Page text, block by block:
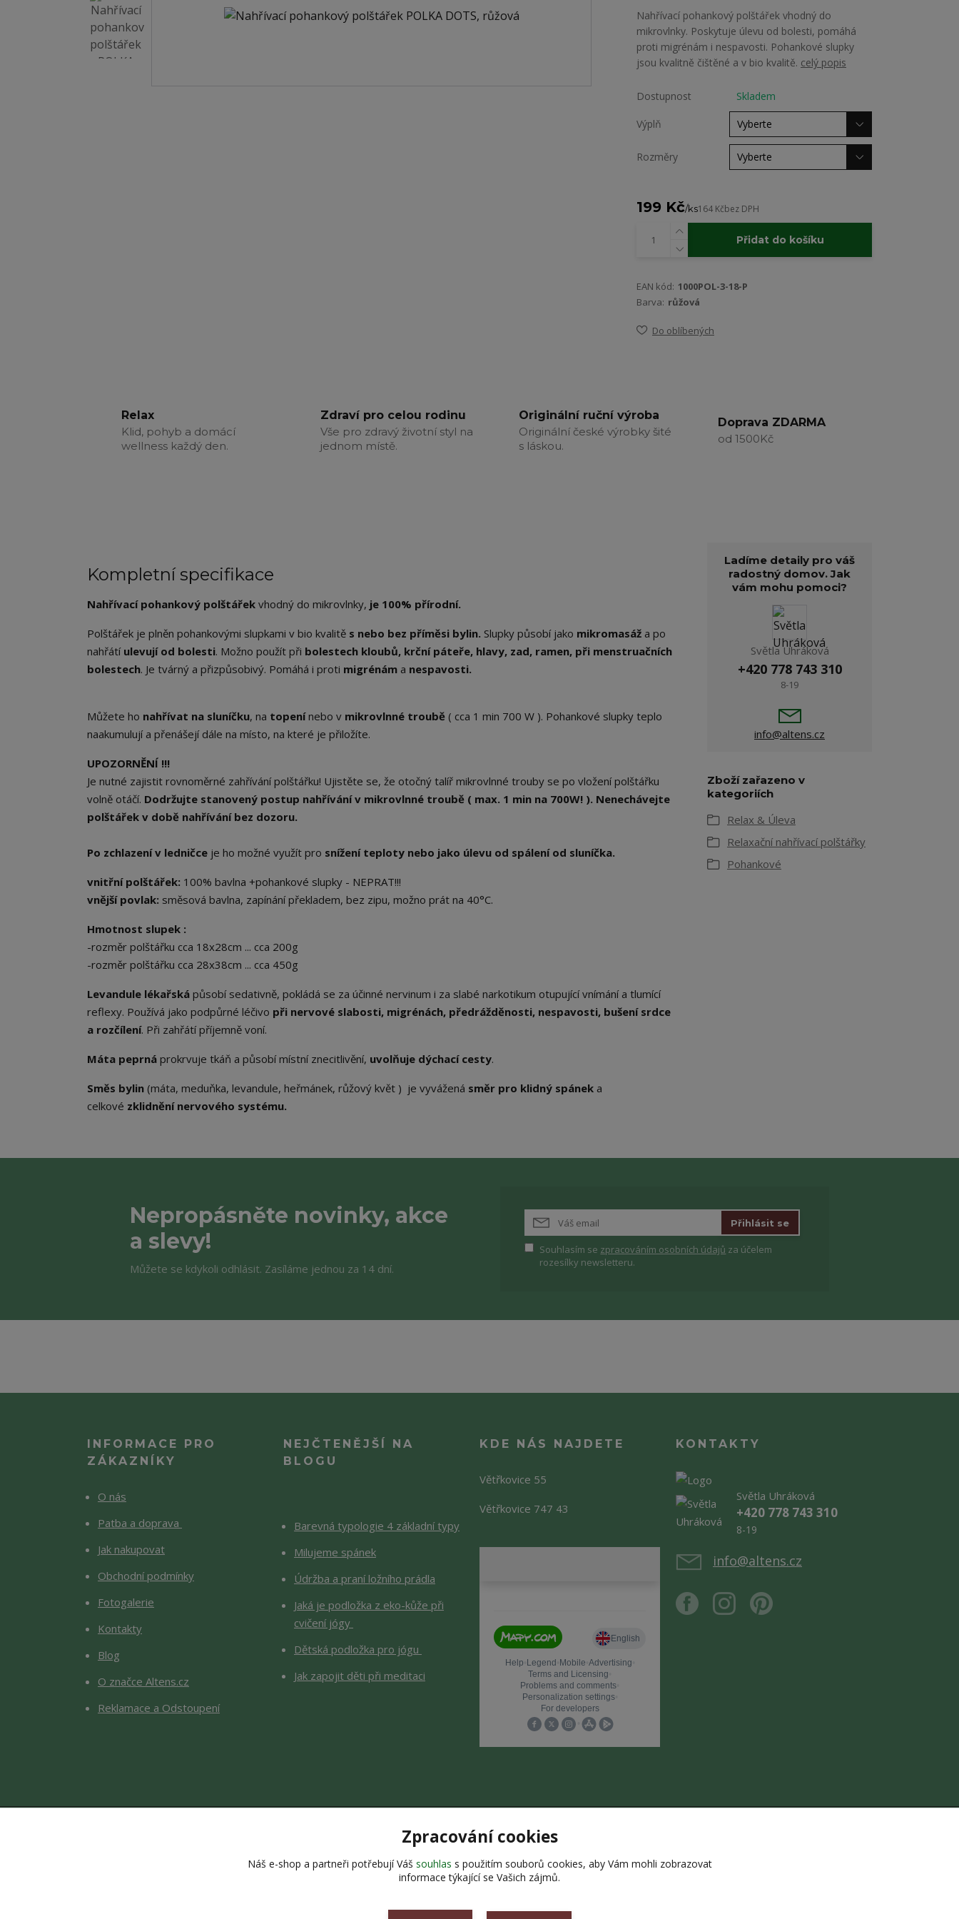
Nahřívací pohankový polštářek vhodný do
mikrovlnky. Poskytuje úlevu od bolesti, pomáhá
proti migrénám i nespavosti. Pohankové slupky
jsou kvalitně čištěné a v bio kvalitě. celý popis
Dostupnost Skladem
Výplň
Rozměry
199 Kč/ks164 Kčbez DPH
Přidat do košíku
EAN kód: 1000POL-3-18-P
Barva: růžová
Do oblíbených
Relax
Klid, pohyb a domácí
wellness každý den.
Zdraví pro celou rodinu
Vše pro zdravý životní styl na
jednom místě.
Originální ruční výroba
Originální české výrobky šité
s láskou.
Doprava ZDARMA
od 1500Kč
Kompletní specifikace
Nahřívací pohankový polštářek vhodný do mikrovlnky, je 100% přírodní.
Polštářek je plněn pohankovými slupkami v bio kvalitě s nebo bez příměsi bylin. Slupky působí jako mikromasáž a po
nahřátí ulevují od bolesti. Možno použít při bolestech kloubů, krční páteře, hlavy, zad, ramen, při menstruačních
bolestech. Je tvárný a přizpůsobivý. Pomáhá i proti migrénám a nespavosti.
Můžete ho nahřívat na sluníčku, na topenínebo v mikrovlnné troubě ( cca 1 min 700 W ). Pohankové slupky teplo
naakumulují a přenášejí dále na místo, na které je přiložíte.
UPOZORNĚNÍ !!!
Je nutné zajistit rovnoměrné zahřívání polštářku! Ujistěte se, že otočný talíř mikrovlnné trouby se po vložení polštářku
volně otáčí. Dodržujte stanovený postup nahřívání v mikrovlnné troubě ( max. 1 min na 700W! ). Nenechávejte
polštářek v době nahřívání bez dozoru.
Po zchlazení v ledničce je ho možné využít pro snížení teploty nebo jako úlevu od spálení od sluníčka.
vnitřní polštářek: 100% bavlna +pohankové slupky - NEPRAT!!!
vnější povlak: směsová bavlna, zapínání překladem, bez zipu, možno prát na 40°C.
Hmotnost slupek :
-rozměr polštářku cca 18x28cm ... cca 200g
-rozměr polštářku cca 28x38cm ... cca 450g
Levandule lékařská působí sedativně, pokládá se za účinné nervinum i za slabé narkotikum otupující vnímání a tlumící
reflexy. Používá jako podpůrné léčivo při nervové slabosti, migrénách, předrážděnosti, nespavosti, bušení srdce
a rozčílení. Při zahřátí příjemně voní.
Máta peprná prokrvuje tkáň a působí místní znecitlivění, uvolňuje dýchací cesty.
Směs bylin (máta, meduňka, levandule, heřmánek, růžový květ ) je vyvážená směr pro klidný spánek a
celkové zklidnění nervového systému.
Ladíme detaily pro váš
radostný domov. Jak
vám mohu pomoci?
Světla Uhráková
+420 778 743 310
8-19
info@altens.cz
Zboží zařazeno v
kategoriích
Relax & Úleva
Relaxační nahřívací polštářky
Pohankové
Nepropásněte novinky, akce
a slevy!
Můžete se kdykoli odhlásit. Zasíláme jednou za 14 dní.
Přihlásit se
Souhlasím se zpracováním osobních údajů za účelem
rozesílky newsletteru.
INFORMACE PRO
ZÁKAZNÍKY
O nás
Patba a doprava
Jak nakupovat
Obchodní podmínky
Fotogalerie
Kontakty
Blog
O značce Altens.cz
Reklamace a Odstoupení
NEJČTENĚJŠÍ NA
BLOGU
Barevná typologie 4 základní typy
Milujeme spánek
Údržba a praní ložního prádla
Jaká je podložka z eko-kůže při
cvičení jógy
Dětská podložka pro jógu
Jak zapojit děti při meditaci
KDE NÁS NAJDETE
Větřkovice 55
Větřkovice 747 43
KONTAKTY
Světla Uhráková
+420 778 743 310
8-19
info@altens.cz
Upravit sběr cookies.
Copyright © 2026 Altens.cz. Obsah stránek je chráněn autorským zákonem. Jakékoli užití obsahu bez souhlasu autora je zakázáno.
Vytvořeno na
Eshop-rychle.cz
Zpracování cookies
Náš e-shop a partneři potřebují Váš souhlas s použitím souborů cookies, aby Vám mohli zobrazovat
informace týkající se Vašich zájmů.